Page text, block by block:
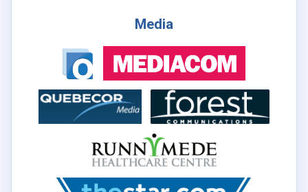
Media